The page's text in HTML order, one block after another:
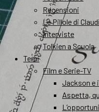
Recensioni
Le Pillole di
Interviste
Tolkien a Scuola
Temi
Film e Serie-TV
Jackson e
Aspetta,